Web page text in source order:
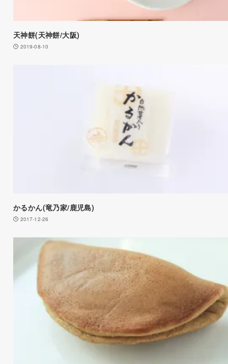
天神餅(天神餅/大阪)
2019-08-10
かるかん(竜乃家/鹿児島)
2017-12-26